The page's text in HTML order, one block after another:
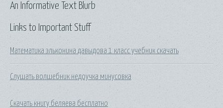
Links to Important Stuff
Математика эльконина давыдова 1 класс учебник скачать
Слушать волшебник недоучка минусовка
Скачать книгу беляева бесплатно
An Informative Text Blurb